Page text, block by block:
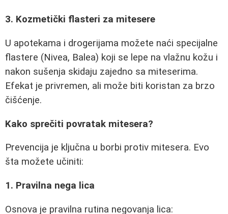
3. Kozmetički flasteri za mitesere
U apotekama i drogerijama možete naći specijalne
flastere (Nivea, Balea) koji se lepe na vlažnu kožu i
nakon sušenja skidaju zajedno sa miteserima.
Efekat je privremen, ali može biti koristan za brzo
čišćenje.
Kako sprečiti povratak mitesera?
Prevencija je ključna u borbi protiv mitesera. Evo
šta možete učiniti:
1. Pravilna nega lica
Osnova je pravilna rutina negovanja lica: